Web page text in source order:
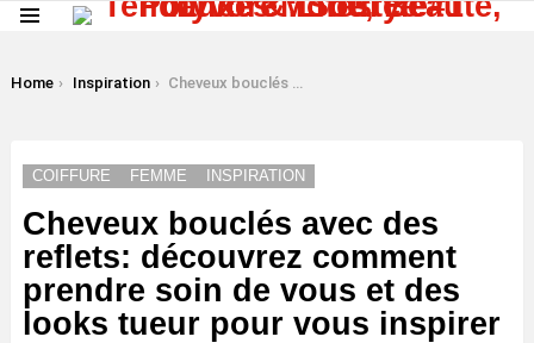
You are here:
Home Inspiration Cheveux bouclés avec des reflets: découvrez comment prendre soin de vous et des looks tueur pour vous inspirer
COIFFURE FEMME INSPIRATION
Cheveux bouclés avec des
reflets: découvrez comment
prendre soin de vous et des
looks tueur pour vous inspirer